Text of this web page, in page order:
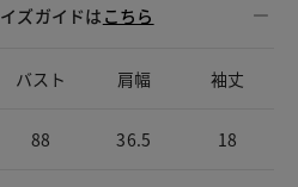
ズガイドは こちら
バスト 肩幅 袖丈
88 36.5 18